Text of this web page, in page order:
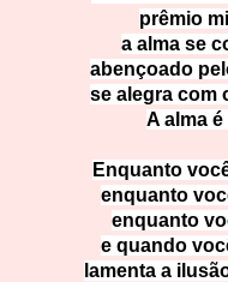
prêmio
a alma se
abençoado
se alegra com
A alma
Enquanto
enquanto
enquanto
e quando
lamenta a